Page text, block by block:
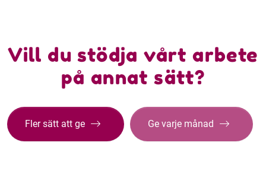
Vill du stödja vårt arbete
på annat sätt?
Fler sätt att ge Ge varje månad